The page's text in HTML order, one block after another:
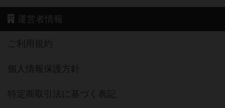
運営者情報
ご利用規約
個人情報保護方針
特定商取引法に基づく表記